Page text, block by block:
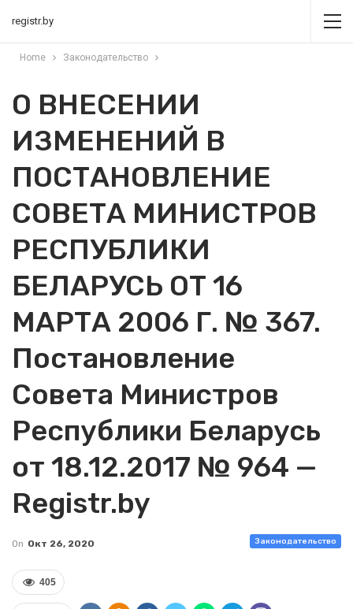
registr.by
Home Законодательство
О ВНЕСЕНИИ
ИЗМЕНЕНИЙ В
ПОСТАНОВЛЕНИЕ
СОВЕТА МИНИСТРОВ
РЕСПУБЛИКИ
БЕЛАРУСЬ ОТ 16
МАРТА 2006 Г. № 367.
Постановление
Совета Министров
Республики Беларусь
от 18.12.2017 № 964 —
Registr.by
Законодательство
On Окт 26, 2020
405